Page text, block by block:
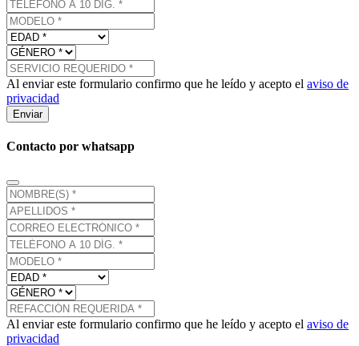
Al enviar este formulario confirmo que he leído y acepto el aviso de
privacidad
Enviar
Contacto por whatsapp
Al enviar este formulario confirmo que he leído y acepto el aviso de
privacidad